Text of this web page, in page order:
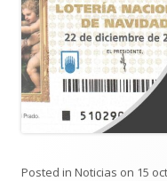
Posted in Noticias on 15